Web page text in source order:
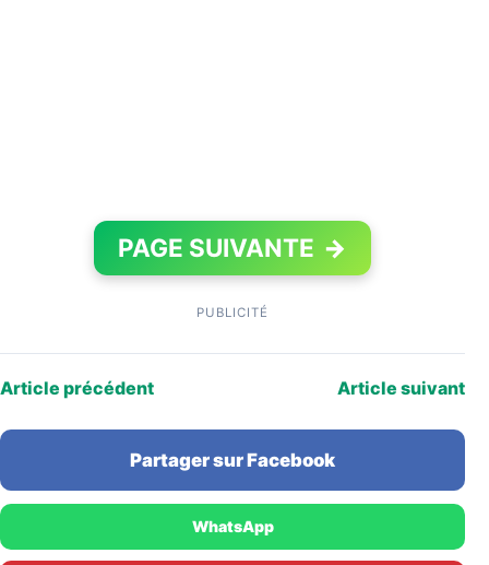
PAGE SUIVANTE →
PUBLICITÉ
Article précédent Article suivant
Partager sur Facebook
WhatsApp